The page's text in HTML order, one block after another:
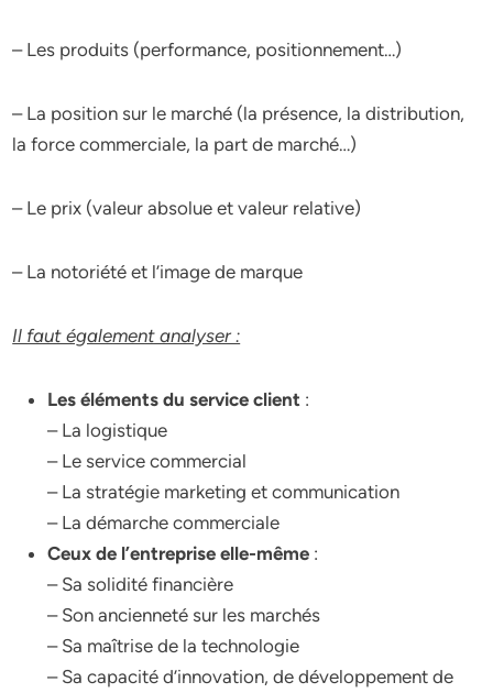
– Les produits (performance, positionnement…)
– La position sur le marché (la présence, la distribution,
la force commerciale, la part de marché…)
– Le prix (valeur absolue et valeur relative)
– La notoriété et l’image de marque
Il faut également analyser :
Les éléments du service client :
– La logistique
– Le service commercial
– La stratégie marketing et communication
– La démarche commerciale
Ceux de l’entreprise elle-même :
– Sa solidité financière
– Son ancienneté sur les marchés
– Sa maîtrise de la technologie
– Sa capacité d’innovation, de développement de